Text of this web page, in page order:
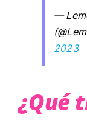
—
2023
¿Qué